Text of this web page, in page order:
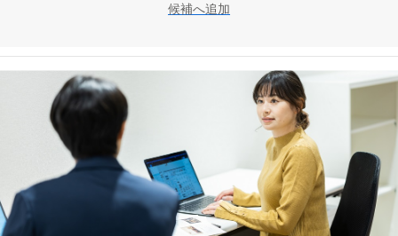
候補へ追加